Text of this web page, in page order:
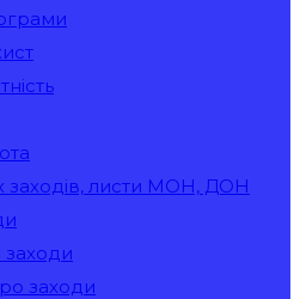
заходів, листи МОН, ДОН
заходи
заходи